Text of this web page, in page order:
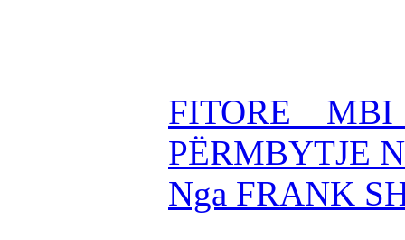
FITORE
PËRMBYTJE
Nga FRANK